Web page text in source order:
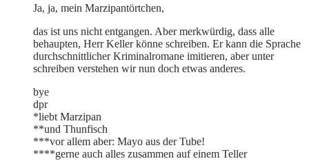
Ja, ja, mein Marzipantörtchen,
das ist uns nicht entgangen. Aber merkwürdig, dass alle
behaupten, Herr Keller könne schreiben. Er kann die Sprache
durchschnittlicher Kriminalromane imitieren, aber unter
schreiben verstehen wir nun doch etwas anderes.
bye
dpr
*liebt Marzipan
**und Thunfisch
***vor allem aber: Mayo aus der Tube!
****gerne auch alles zusammen auf einem Teller